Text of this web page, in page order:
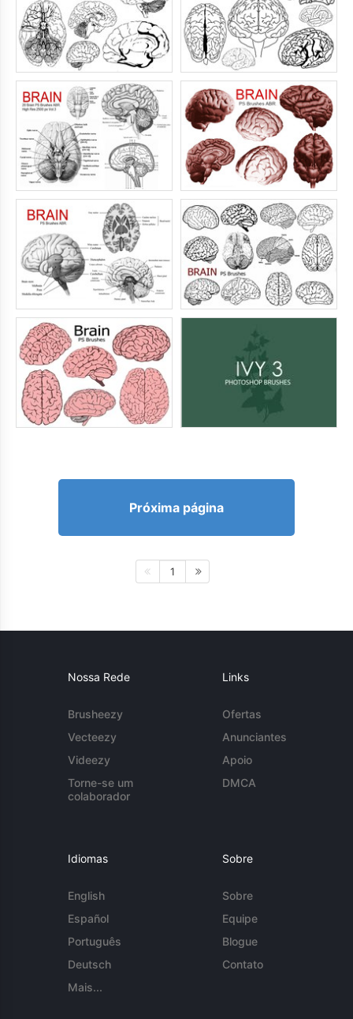
Próxima página
1
Nossa Rede
Brusheezy
Vecteezy
Videezy
Torne-se um
colaborador
Links
Ofertas
Anunciantes
Apoio
DMCA
Idiomas
English
Español
Português
Deutsch
Mais...
Sobre
Sobre
Equipe
Blogue
Contato